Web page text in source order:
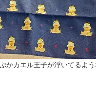
かカエル王子が浮いてるよう